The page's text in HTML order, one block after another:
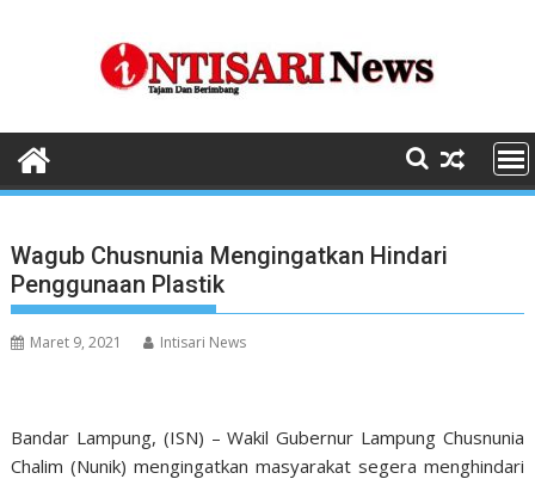
Wagub Chusnunia Mengingatkan Hindari
Penggunaan Plastik
Maret 9, 2021 Intisari News
Bandar Lampung, (ISN) – Wakil Gubernur Lampung Chusnunia
Chalim (Nunik) mengingatkan masyarakat segera menghindari